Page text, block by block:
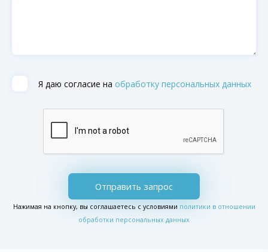
Я даю согласие на обработку персональных данных
Отправить запрос
Нажимая на кнопку, вы соглашаетесь с условиями политики в отношении
обработки персональных данных